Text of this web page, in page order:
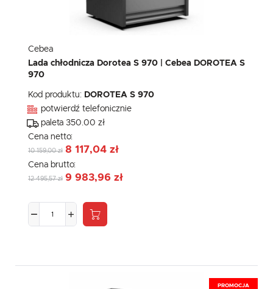
Cebea
Lada chłodnicza Dorotea S 970 | Cebea DOROTEA S
970
Kod produktu: DOROTEA S 970
potwierdź telefonicznie
paleta 350.00 zł
Cena netto:
10 159,00 zł 8 117,04 zł
Cena brutto:
12 495,57 zł 9 983,96 zł
PROMOCJA